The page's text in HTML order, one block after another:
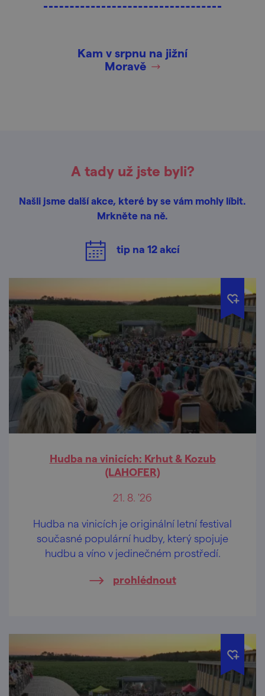
Kam v srpnu na jižní
Moravě
A tady už jste byli?
Našli jsme další akce, které by se vám mohly líbit.
Mrkněte na ně.
tip na 12akcí
Hudba na vinicích: Krhut & Kozub
(LAHOFER)
21. 8. '26
Hudba na vinicích je originální letní festival
současné populární hudby, který spojuje
hudbu a víno v jedinečném prostředí.
prohlédnout